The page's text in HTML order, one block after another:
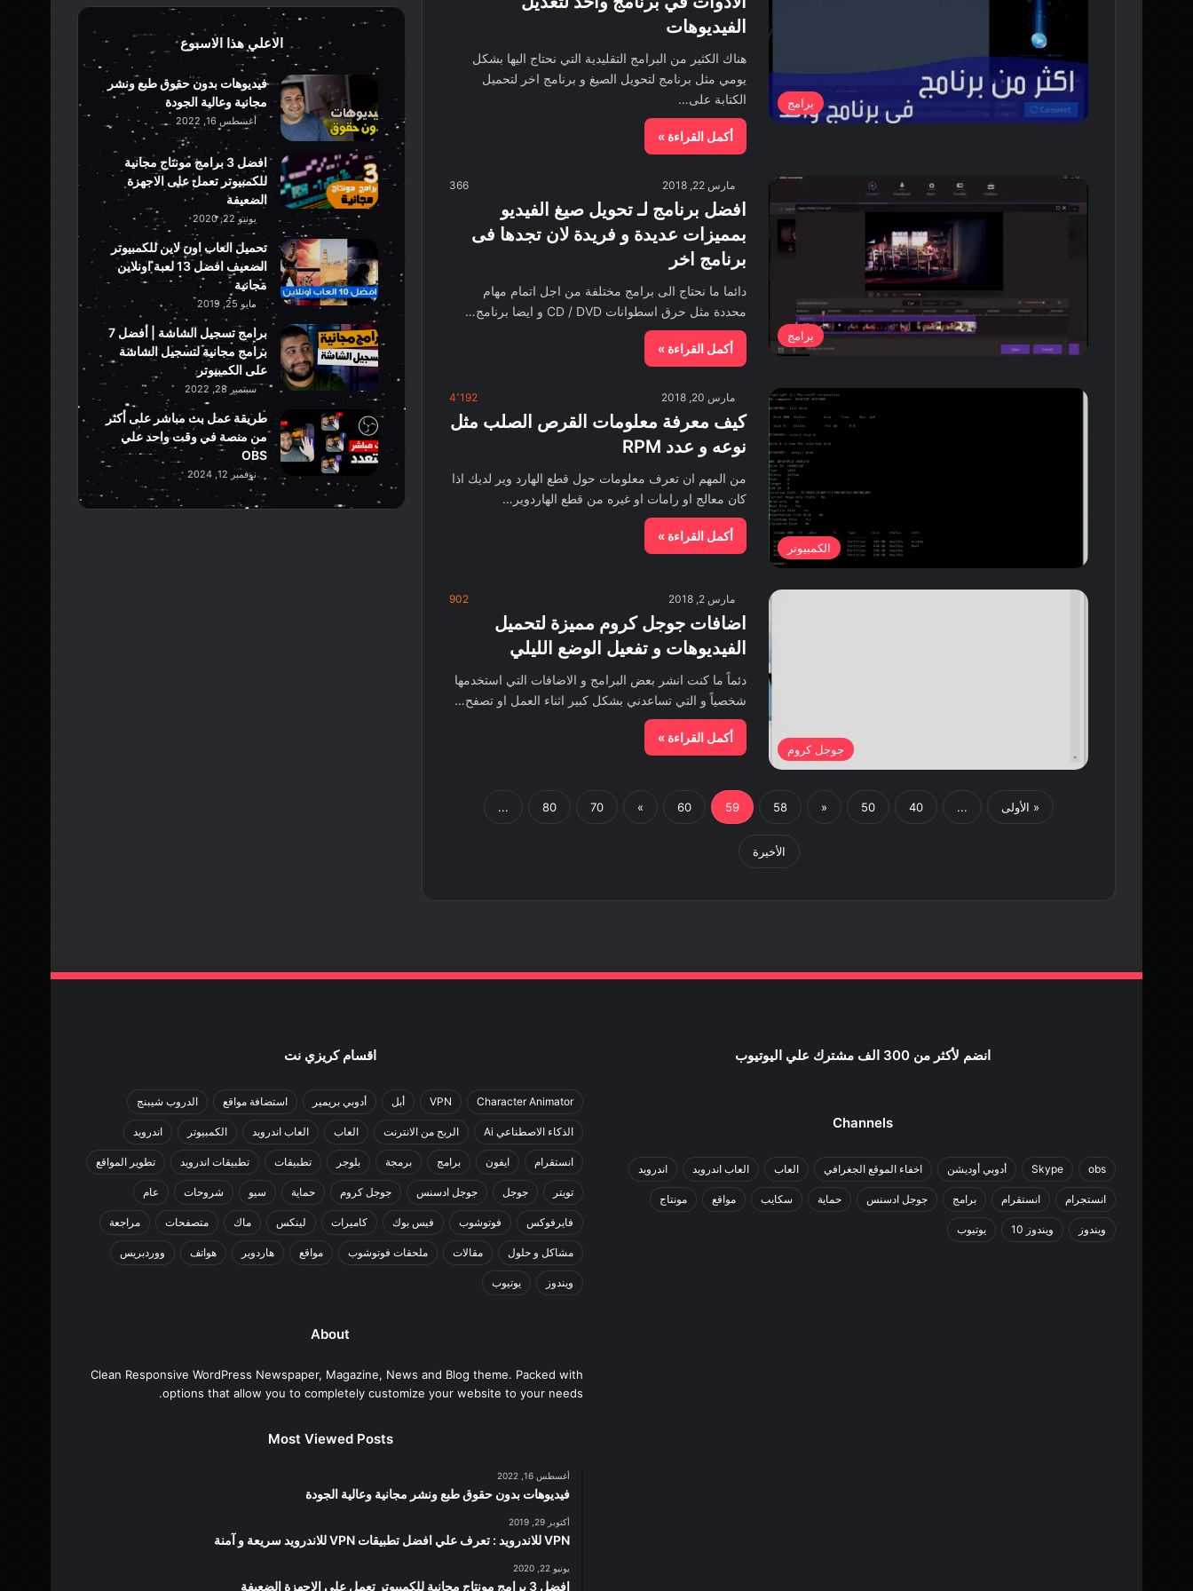
برامج
الفيديوهات
هناك الكثير من البرامج التقليدية التي نحتاج اليها بشكل
يومي مثل برنامج لتحويل الصيغ و برنامج اخر لتحميل
الكتابة على…
أكمل القراءة »
برامج
مارس 22, 2018 366
افضل برنامج لـ تحويل صيغ الفيديو
بمميزات عديدة و فريدة لان تجدها فى
برنامج اخر
دائما ما نحتاج الى برامج مختلفة من اجل اتمام مهام
محددة مثل حرق اسطوانات CD / DVD و ايضا برنامج…
أكمل القراءة »
الكمبيوتر
مارس 20, 2018 4٬192
كيف معرفة معلومات القرص الصلب مثل
نوعه و عدد RPM
من المهم ان تعرف معلومات حول قطع الهارد وير لديك اذا
كان معالج او رامات او غيره من قطع الهاردوير…
أكمل القراءة »
جوجل كروم
مارس 2, 2018 902
اضافات جوجل كروم مميزة لتحميل
الفيديوهات و تفعيل الوضع الليلي
دئماً ما كنت انشر بعض البرامج و الاضافات التي استخدمها
شخصياً و التي تساعدني بشكل كبير اثناء العمل او تصفح…
أكمل القراءة »
« الأولى ...
40
50
«
58
59
60
»
70
80
...
الأخيرة
الاعلي هذا الاسبوع
فيديوهات بدون حقوق طبع ونشر
مجانية وعالية الجودة
أغسطس 16, 2022
افضل 3 برامج مونتاج مجانية
للكمبيوتر تعمل على الاجهزة
الضعيفة
يونيو 22, 2020
تحميل العاب اون لاين للكمبيوتر
الضعيف افضل 13 لعبة اونلاين
مجانية
مايو 25, 2019
برامج تسجيل الشاشة | أفضل 7
برامج مجانية لتسجيل الشاشة
على الكمبيوتر
سبتمبر 28, 2022
طريقة عمل بث مباشر على أكثر
من منصة في وقت واحد علي
OBS
نوفمبر 12, 2024
انضم لأكثر من 300 الف مشترك علي اليوتيوب
Channels
obs
Skype أدوبي أوديشن اخفاء الموقع الجغرافي العاب العاب اندرويد اندرويد
انستجرام انستقرام برامج جوجل ادسنس حماية سكايب مواقع مونتاج
ويندوز ويندوز 10 يوتيوب
اقسام كريزي نت
Character Animator
VPN أبل أدوبي بريمير استضافة مواقع الدروب شيبنج
الذكاء الاصطناعي Ai الربح من الانترنت العاب العاب اندرويد الكمبيوتر اندرويد
انستقرام ايفون برامج برمجة بلوجر تطبيقات تطبيقات اندرويد تطوير المواقع
تويتر جوجل جوجل ادسنس جوجل كروم حماية سيو شروحات عام
فايرفوكس فوتوشوب فيس بوك كاميرات لينكس ماك متصفحات مراجعة
مشاكل و حلول مقالات ملحقات فوتوشوب مواقع هاردوير هواتف ووردبريس
ويندوز يوتيوب
About
Clean Responsive WordPress Newspaper, Magazine, News and Blog theme. Packed with
options that allow you to completely customize your website to your needs.
Most Viewed Posts
أغسطس 16, 2022
فيديوهات بدون حقوق طبع ونشر مجانية وعالية الجودة
أكتوبر 29, 2019
VPN للاندرويد : تعرف علي افضل تطبيقات VPN للاندرويد سريعة و آمنة
يونيو 22, 2020
افضل 3 برامج مونتاج مجانية للكمبيوتر تعمل على الاجهزة الضعيفة